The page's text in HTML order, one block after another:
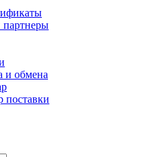
и обмена
поставки